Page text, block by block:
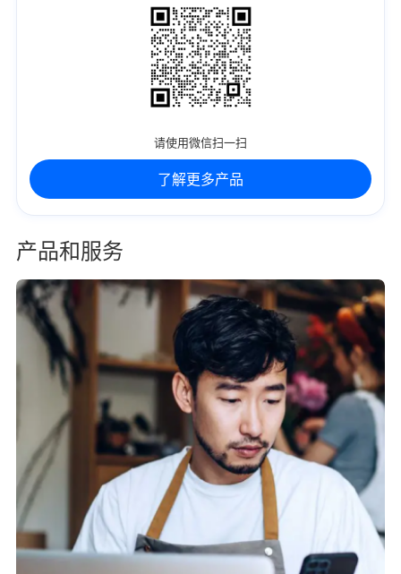
请使用微信扫一扫
了解更多产品
产品和服务